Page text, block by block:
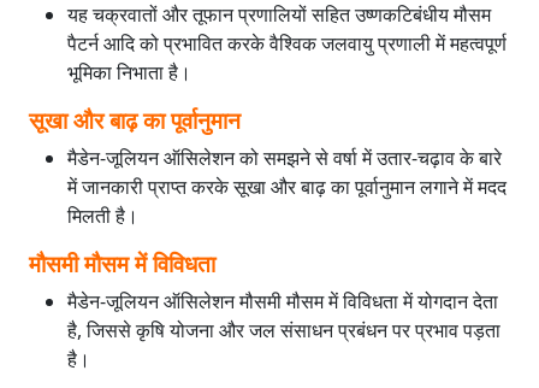
यह चक्रवातों और तूफान प्रणालियों सहित उष्णकटिबंधीय मौसम
पैटर्न आदि को प्रभावित करके वैश्विक जलवायु प्रणाली में महत्वपूर्ण
भूमिका निभाता है।
सूखा और बाढ़ का पूर्वानुमान
मैडेन-जूलियन ऑसिलेशन को समझने से वर्षा में उतार-चढ़ाव के बारे
में जानकारी प्राप्त करके सूखा और बाढ़ का पूर्वानुमान लगाने में मदद
मिलती है।
मौसमी मौसम में विविधता
मैडेन-जूलियन ऑसिलेशन मौसमी मौसम में विविधता में योगदान देता
है, जिससे कृषि योजना और जल संसाधन प्रबंधन पर प्रभाव पड़ता
है।